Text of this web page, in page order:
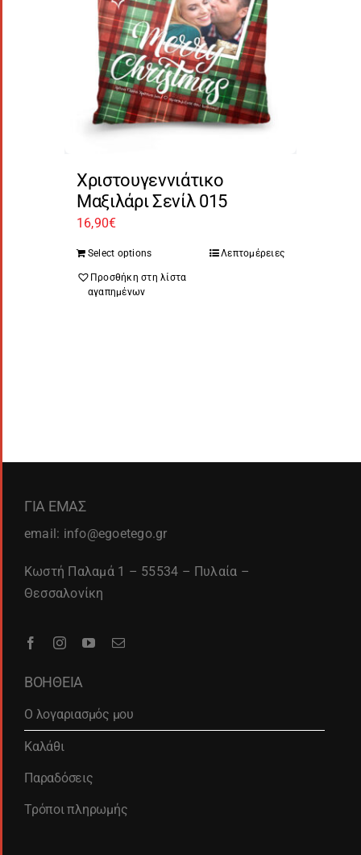
Χριστουγεννιάτικο
Μαξιλάρι Σενίλ 015
16,90€
Select options Λεπτομέρειες
Προσθήκη στη λίστα
αγαπημένων
ΓΙΑ ΕΜΑΣ
email: info@egoetego.gr
Κωστή Παλαμά 1 – 55534 – Πυλαία –
Θεσσαλονίκη
ΒΟΗΘΕΙΑ
Ο λογαριασμός μου
Καλάθι
Παραδόσεις
Τρόποι πληρωμής